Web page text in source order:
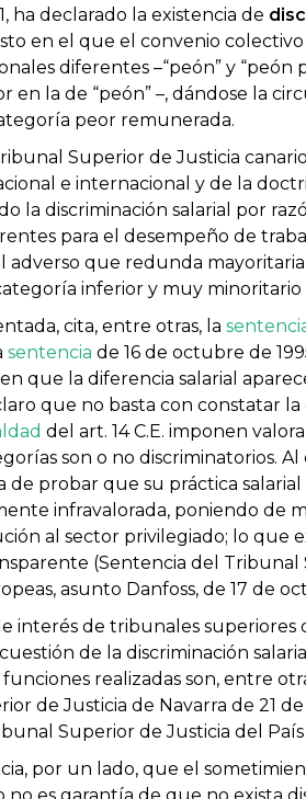
ha declarado la existencia de
en el que el convenio
diferentes –“peón” y
en la de “peón” –, dándose la
peor remunerada.
Superior de Justicia
e internacional y de la
la discriminación salarial por
para el desempeño de
adverso que redunda
inferior y muy minoritario
cita, entre otras, la
sentencia de 16 de octubre de
que la diferencia salarial
que no basta con constatar la
del art. 14 C.E. imponen
son o no discriminatorios.
de probar que su práctica
infravalorada, poniendo de
al sector privilegiado; lo que
(Sentencia del Tribunal
asunto Danfoss, de 17 de
interés de tribunales
de la discriminación
realizadas son, entre
de Justicia de Navarra de 21
Superior de Justicia del
por un lado, que el